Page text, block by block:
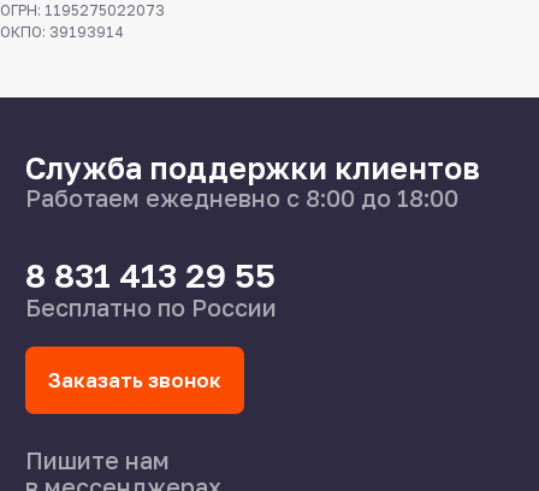
ОГРН: 1195275022073
ОКПО: 39193914
Политика конфиденциальности
Калькуляторы
Каталог
О нас